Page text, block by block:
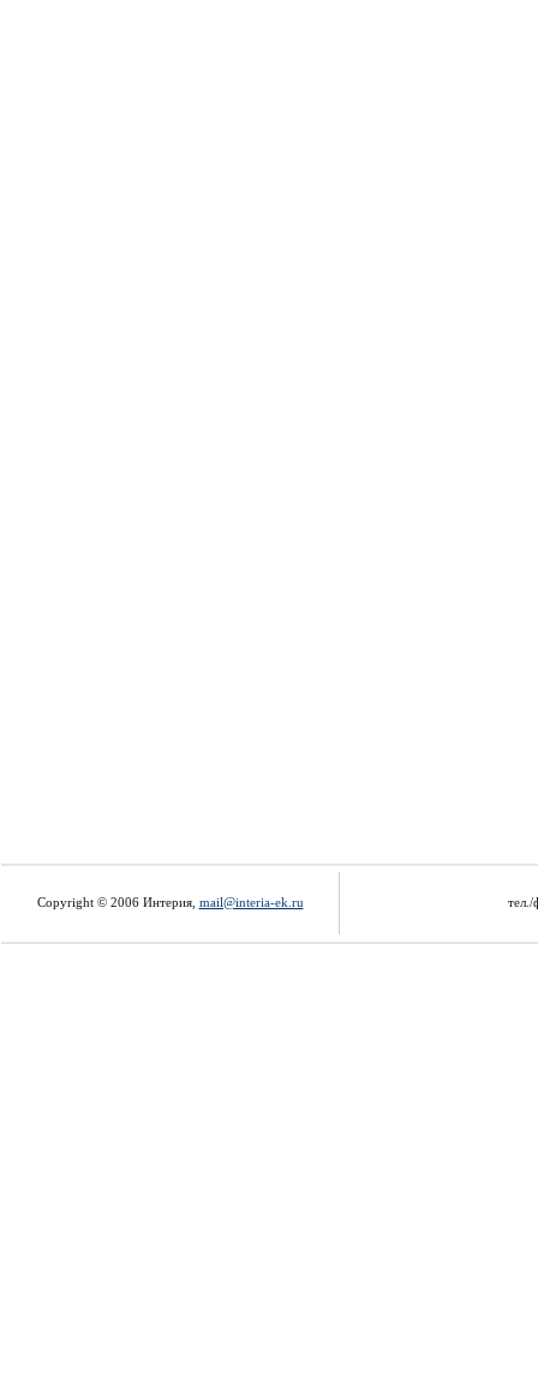
Copyright © 2006 Интерия, mail@interia-ek.ru